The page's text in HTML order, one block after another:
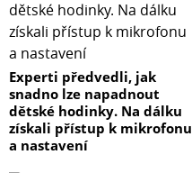
Experti předvedli, jak
snadno lze napadnout
dětské hodinky. Na dálku
získali přístup k mikrofonu
a nastavení